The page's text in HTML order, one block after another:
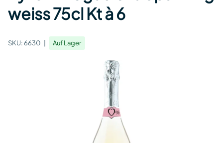
weiss 75cl Kt à 6
SKU:6630 Auf Lager